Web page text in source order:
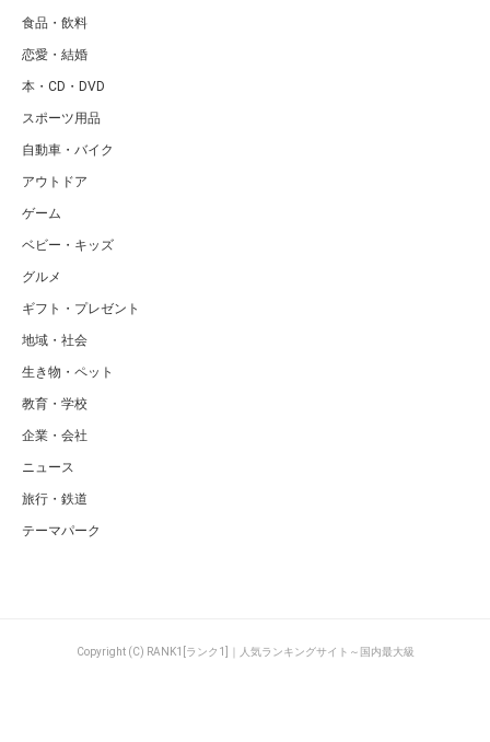
食品・飲料
恋愛・結婚
本・CD・DVD
スポーツ用品
自動車・バイク
アウトドア
ゲーム
ベビー・キッズ
グルメ
ギフト・プレゼント
地域・社会
生き物・ペット
教育・学校
企業・会社
ニュース
旅行・鉄道
テーマパーク
Copyright (C) RANK1[ランク1]｜人気ランキングサイト～国内最大級